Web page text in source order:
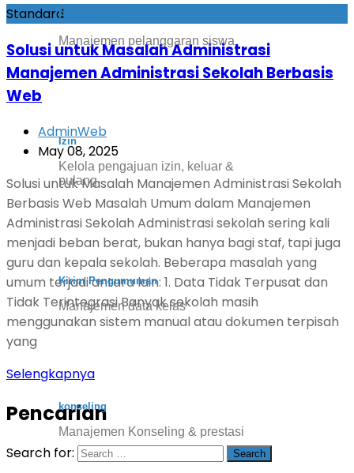
Pelanggaran
Manajemen pelanggaran siswa
Izin
Kelola pengajuan izin, keluar &
pulang
Kirim Pengumuman
Manajemen data kelas
konseling
Manajemen Konseling & prestasi
Standard
Solusi untuk Masalah Administrasi
Manajemen Administrasi Sekolah Berbasis
Web
AdminWeb
May 08, 2025
Solusi untuk Masalah Manajemen Administrasi Sekolah
Berbasis Web Masalah Umum dalam Manajemen
Administrasi Sekolah Administrasi sekolah sering kali
menjadi beban berat, bukan hanya bagi staf, tapi juga
guru dan kepala sekolah. Beberapa masalah yang
umum terjadi antara lain: 1. Data Tidak Terpusat dan
Tidak Terintegrasi Banyak sekolah masih
menggunakan sistem manual atau dokumen terpisah
yang
Selengkapnya
Pencarian
Search for: